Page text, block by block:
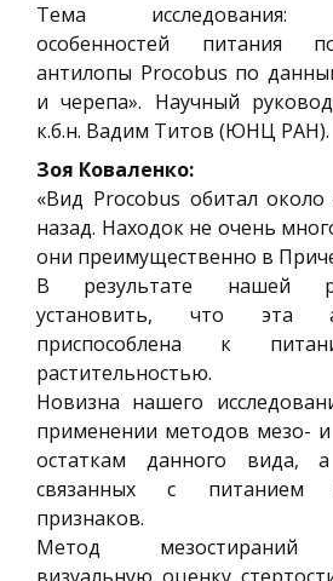
Тема исследования:
особенностей питания
антилопы Procobus по
и черепа». Научный
к.б.н. Вадим Титов (ЮНЦ РАН).
Зоя Коваленко:
«Вид Procobus обитал
назад. Находок не очень
они преимущественно в
В результате нашей
установить, что эта
приспособлена к
растительностью.
Новизна нашего
применении методов мезо-
остаткам данного вида,
связанных с питанием
признаков.
Метод мезостираний